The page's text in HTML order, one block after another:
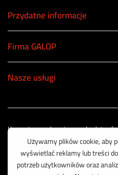
Przydatne informacje
Firma GALOP
Nasze usługi
Korzystamy z bezpiecznych